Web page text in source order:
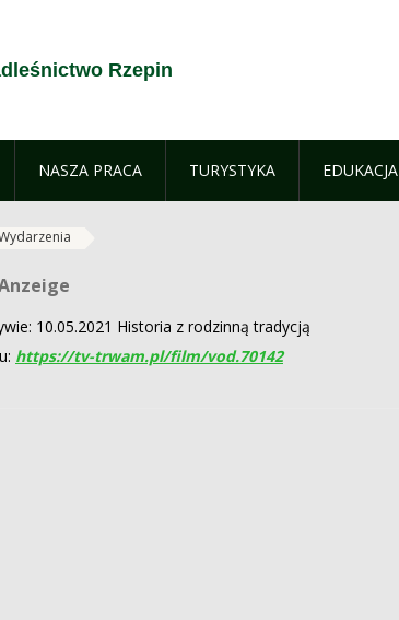
Rzepin
NASZA PRACA TURYSTYKA EDUKACJA
10.05.2021 Historia z rodzinną tradycją
https://tv-trwam.pl/film/vod.70142